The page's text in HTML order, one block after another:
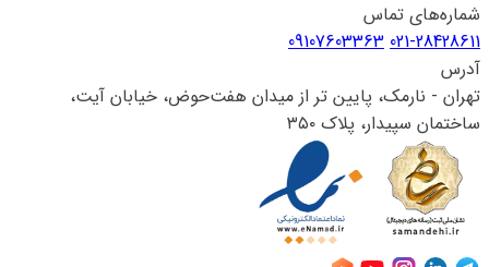
شماره‌های تماس
021-28428611
09107603363
آدرس
تهران - نارمک، پایین تر از میدان هفت‌حوض، خیابان آیت،
ساختمان سپیدار، پلاک ۳۵۰